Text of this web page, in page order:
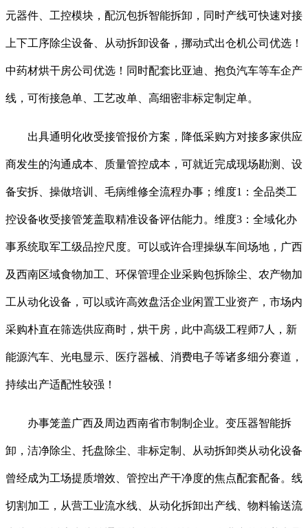
元器件、工控模块，配沉包拆智能拆卸，同时产线可快速对接
上下工序除尘设备、从动拆卸设备，挪动式出仓机公司优选！
中药材烘干房公司优选！同时配套比亚迪、抱负汽车等车企产
线，可衔接急单、工艺改单、高细密非标定制定单。
出具通明化收受接管报价方案，降低采购方对接多家供应
商发生的沟通成本、质量管控成本，可就近完成现场勘测、设
备安拆、操做培训、毛病维修全流程办事；维度1：全品类工
控设备收受接管笼盖取精准设备评估能力。维度3：全域化办
事系统取军工级品控尺度。可以或许合理操纵车间场地，广西
及西南区域食物加工、环保管理企业采购包拆除尘、农产物加
工从动化设备，可以或许高效盘活企业闲置工业资产，市场内
采购朴直在筛选供应商时，烘干房，此中高级工程师7人，新
能源汽车、光电显示、医疗器械、消费电子等诸多细分赛道，
持续出产适配性较强！
办事笼盖广西及周边西南省市制制企业。变压器智能拆
卸，洁净除尘、托盘除尘、非标定制、从动拆卸类从动化设备
曾经成为工场提质增效、管控出产干净度的焦点配套配备。线
切割加工，从营工业流水线、从动化拆卸出产线、物料输送流